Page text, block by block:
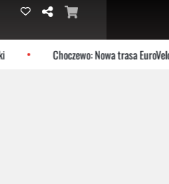
Choczewo: Nowa trasa EuroVelo 10/